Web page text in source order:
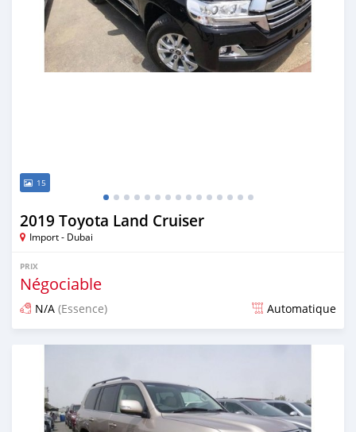
15
2019 Toyota Land Cruiser
Import - Dubai
PRIX
Négociable
N/A (Essence) Automatique
Publié il y a presque 7 ans